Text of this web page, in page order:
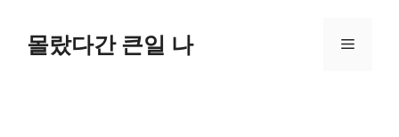
몰랐다간 큰일 나 메